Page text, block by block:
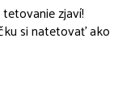
zjaví!
si natetovať ako